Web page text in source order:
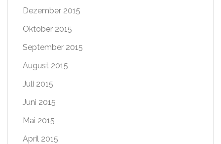
Dezember 2015
Oktober 2015
September 2015
August 2015
Juli 2015
Juni 2015
Mai 2015
April 2015